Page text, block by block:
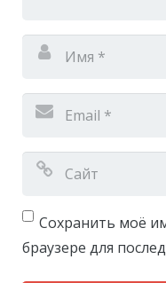
Сохранить моё
браузере для